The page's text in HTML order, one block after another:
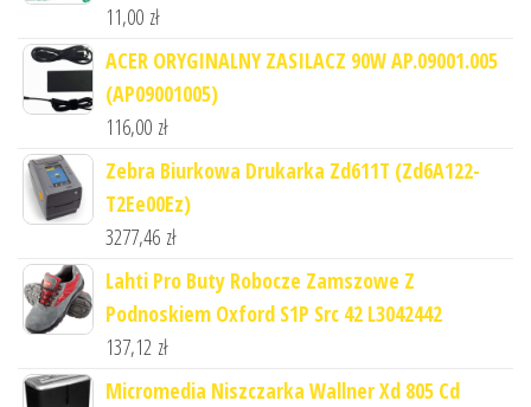
11,00 zł
ACER ORYGINALNY ZASILACZ 90W AP.09001.005
(AP09001005)
116,00 zł
Zebra Biurkowa Drukarka Zd611T (Zd6A122-
T2Ee00Ez)
3277,46 zł
Lahti Pro Buty Robocze Zamszowe Z
Podnoskiem Oxford S1P Src 42 L3042442
137,12 zł
Micromedia Niszczarka Wallner Xd 805 Cd